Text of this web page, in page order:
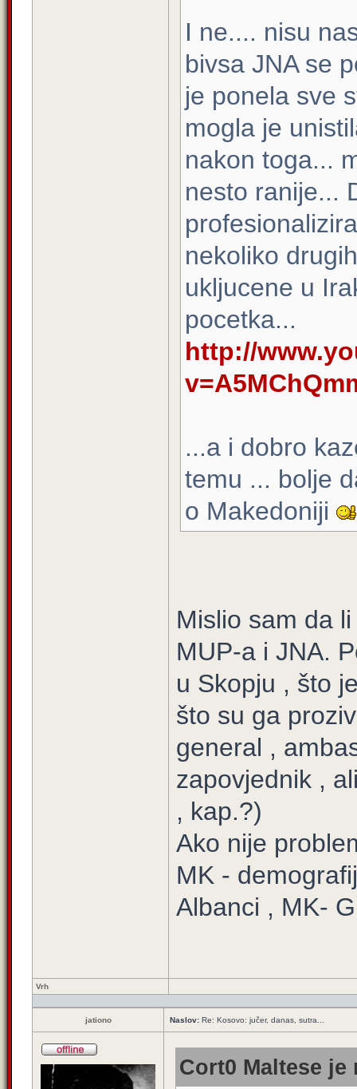
I ne.... nisu
bivsa JNA se
je ponela sve
mogla je
nakon toga...
nesto ranije...
nekoliko
ukljucene u
pocetka...
http://
...a i dobro
temu ... bolje
o Makedoniji
Mislio sam da
MUP-a i JNA.
u Skopju , što
što su ga
general ,
zapovjednik ,
, kap.?)
Ako nije
MK -
Albanci , MK-
Vrh
jationo Naslov: Re: Kosovo: jučer, danas, sutra...
Cort0 Maltese je